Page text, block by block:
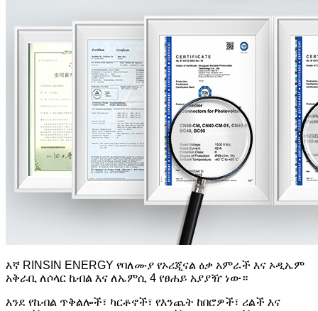
እኛ RINSIN ENERGY የባለሙያ የኦሪጂናል ዕቃ አምራች እና ኦዲኤም
አቅራቢ ለሶላር ኬብል እና ለኤምሲ 4 የፀሐይ አያያዥ ነው።
እንደ የኬብል ጥቅልሎች፣ ካርቶኖች፣ የእንጨት ከበሮዎች፣ ሪልች እና